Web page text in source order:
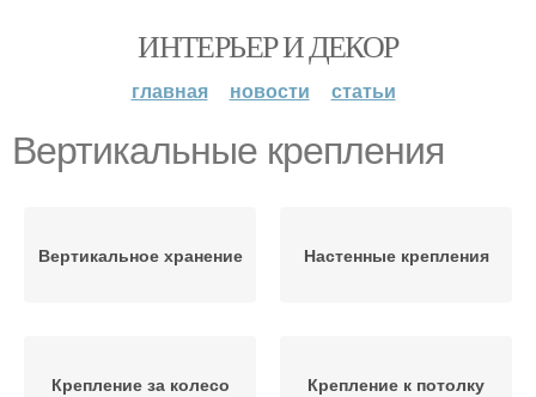
ИНТЕРЬЕР И ДЕКОР
главная новости статьи
Вертикальные крепления
Вертикальное хранение Настенные крепления
Крепление за колесо Крепление к потолку